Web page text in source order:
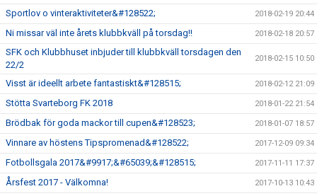
Sportlov o vinteraktiviteter&#128522; 2018-02-19 20:44
Ni missar väl inte årets klubbkväll på torsdag!! 2018-02-18 20:57
SFK och Klubbhuset inbjuder till klubbkväll torsdagen den
22/2
2018-02-15 10:50
Visst är ideellt arbete fantastiskt&#128515; 2018-02-12 21:09
Stötta Svarteborg FK 2018 2018-01-22 21:54
Brödbak för goda mackor till cupen&#128523; 2018-01-07 18:57
Vinnare av höstens Tipspromenad&#128522; 2017-12-09 09:34
Fotbollsgala 2017&#9917;&#65039;&#128515; 2017-11-11 17:37
Årsfest 2017 - Välkomna! 2017-10-13 10:43